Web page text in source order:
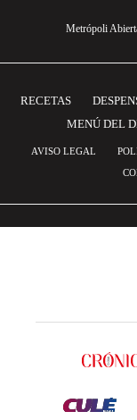
Metrópoli
RECETAS
MENÚ DEL
AVISO LEGAL